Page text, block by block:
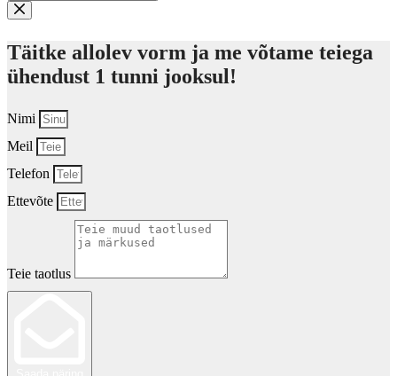
Täitke allolev vorm ja me võtame teiega
ühendust 1 tunni jooksul!
Nimi
Meil
Telefon
Ettevõte
Teie taotlus